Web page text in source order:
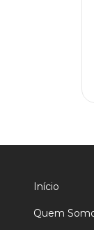
Início
Quem